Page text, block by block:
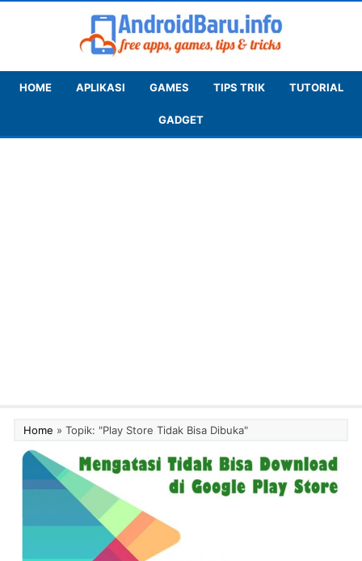
HOME APLIKASI GAMES TIPS TRIK TUTORIAL
GADGET
Home » Topik: "Play Store Tidak Bisa Dibuka"